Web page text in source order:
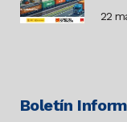
22
Boletín